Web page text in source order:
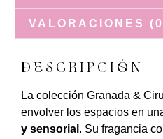
VALORACIONES
DESCRIPCIÓN
La colección Granada &
envolver los espacios en
y sensorial . Su fragancia